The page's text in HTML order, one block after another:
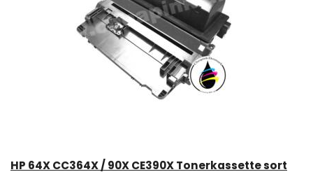
HP 64X CC364X / 90X CE390X Tonerkassette sort